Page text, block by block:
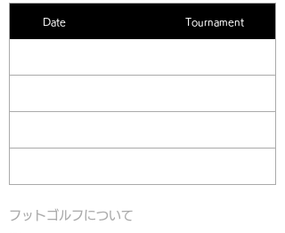
Date Tournament
フットゴルフについて